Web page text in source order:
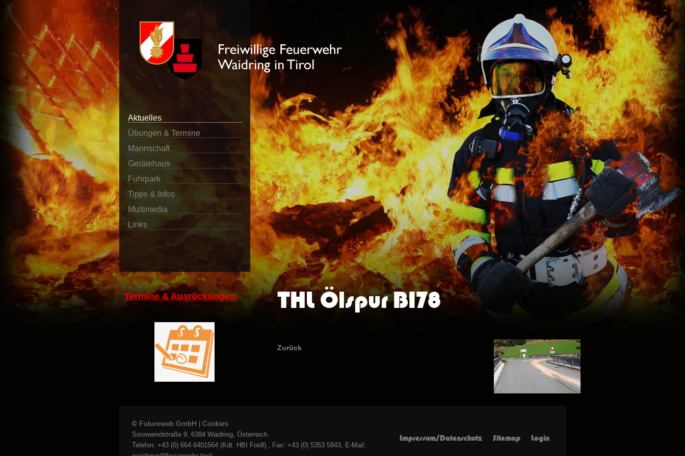
Aktuelles
Übungen & Termine
Mannschaft
Gerätehaus
Fuhrpark
Tipps & Infos
Multimedia
Links
Termine & Ausrückungen: THL Ölspur B178
Zurück
© Futureweb GmbH | Cookies
Sonnwendstraße 9, 6384 Waidring, Österreich
Telefon: +43 (0) 664 6401564 (Kdt. HBI Foidl) , Fax: +43 (0) 5353 5843, E-Mail:
Impressum/Datenschutz Sitemap Login